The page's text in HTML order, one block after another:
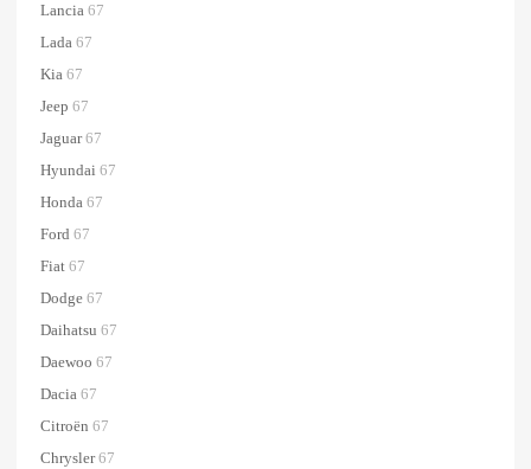
Lancia 67
Lada 67
Kia 67
Jeep 67
Jaguar 67
Hyundai 67
Honda 67
Ford 67
Fiat 67
Dodge 67
Daihatsu 67
Daewoo 67
Dacia 67
Citroën 67
Chrysler 67